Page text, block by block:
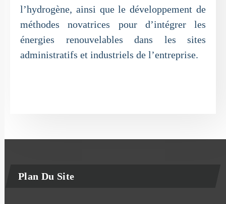
l’hydrogène, ainsi que le développement de
méthodes novatrices pour d’intégrer les
énergies renouvelables dans les sites
administratifs et industriels de l’entreprise.
Plan Du Site